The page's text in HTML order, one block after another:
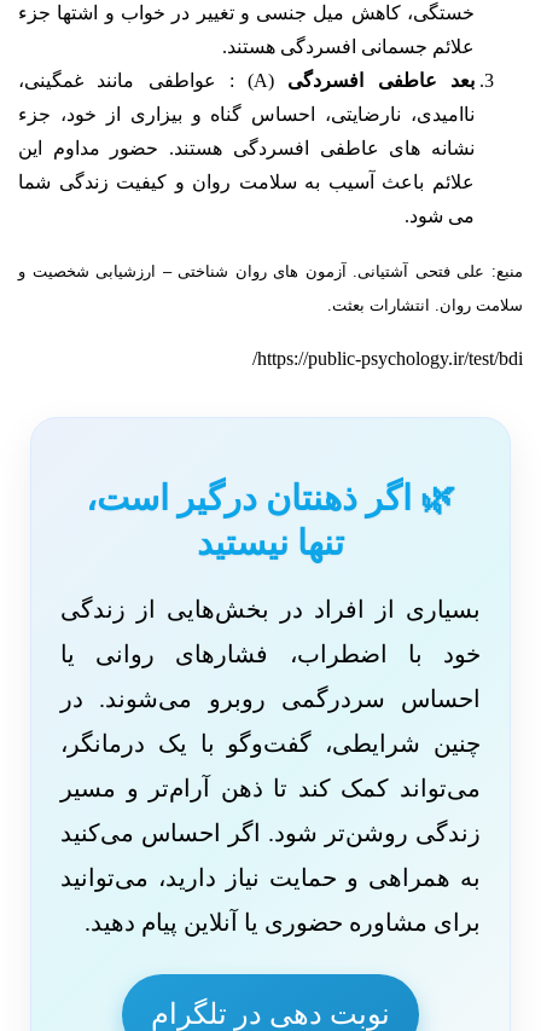
خستگی، کاهش میل جنسی و تغییر در خواب و اشتها جزء
علائم جسمانی افسردگی هستند.
بعد عاطفی افسردگی
(A) : عواطفی مانند غمگینی،
ناامیدی، نارضایتی، احساس گناه و بیزاری از خود، جزء
نشانه های عاطفی افسردگی هستند. حضور مداوم این
علائم باعث آسیب به سلامت روان و کیفیت زندگی شما
می شود.
منبع: علیفتحی آشتیانی. آزمون های روان شناختی – ارزشیابی شخصیت و
سلامت روان. انتشارات بعثت.
https://public-psychology.ir/test/bdi/
🌿 اگر ذهنتان درگیر است،
تنها نیستید
بسیاری از افراد در بخش‌هایی از زندگی
خود با اضطراب، فشارهای روانی یا
احساس سردرگمی روبرو می‌شوند. در
چنین شرایطی، گفت‌وگو با یک درمانگر،
می‌تواند کمک کند تا ذهن آرام‌تر و مسیر
زندگی روشن‌تر شود. اگر احساس می‌کنید
به همراهی و حمایت نیاز دارید، می‌توانید
برای مشاوره حضوری یا آنلاین پیام دهید.
نوبت دهی در تلگرام